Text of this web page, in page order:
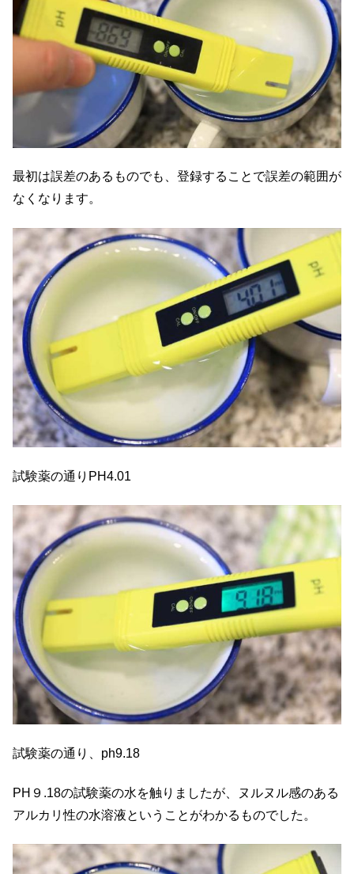
最初は誤差のあるものでも、登録することで誤差の範囲が
なくなります。
試験薬の通りPH4.01
試験薬の通り、ph9.18
PH９.18の試験薬の水を触りましたが、ヌルヌル感のある
アルカリ性の水溶液ということがわかるものでした。